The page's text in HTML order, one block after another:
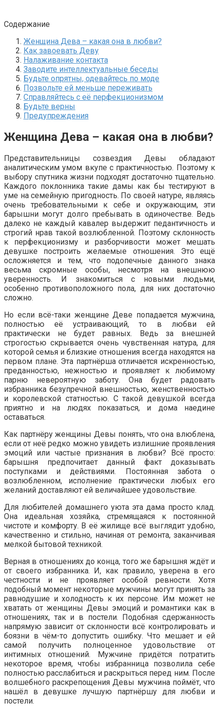
Содержание
Женщина Дева – какая она в любви?
Как завоевать Деву
Налаживание контакта
Заводите интеллектуальные беседы
Будьте опрятны, одевайтесь по моде
Позвольте ей меньше переживать
Справляйтесь с её перфекционизмом
Будьте верны
Предупреждения
Женщина Дева – какая она в любви?
Представительницы созвездия Девы обладают
аналитическим умом вкупе с практичностью. Поэтому к
выбору спутника жизни подходят достаточно тщательно.
Каждого поклонника такие дамы как бы тестируют в
уме на семейную пригодность. По своей натуре, являясь
очень требовательными к себе и окружающим, эти
барышни могут долго пребывать в одиночестве. Ведь
далеко не каждый кавалер выдержит педантичность и
строгий нрав такой возлюбленной. Поэтому склонность
к перфекционизму и разборчивости может мешать
девушке построить желаемые отношения. Это ещё
осложняется и тем, что подопечные данного знака
весьма скромные особы, несмотря на внешнюю
уверенность. И знакомиться с новыми людьми,
особенно противоположного пола, для них достаточно
сложно.
Но если всё-таки женщине Деве попадается мужчина,
полностью её устраивающий, то в любви ей
практически не будет равных. Ведь за внешней
строгостью скрывается очень чувственная натура, для
которой семья и близкие отношения всегда находятся на
первом плане. Эта партнёрша отличается искренностью,
преданностью, нежностью и проявляет к любимому
парню невероятную заботу. Она будет радовать
избранника безупречной внешностью, женственностью
и королевской статностью. С такой девушкой всегда
приятно и на людях показаться, и дома наедине
оставаться.
Как партнёру женщины Девы понять, что она влюблена,
если от неё редко можно увидеть излишние проявления
эмоций или частые признания в любви? Всё просто:
барышня предпочитает данный факт доказывать
поступками и действиями. Постоянная забота о
возлюбленном, исполнение практически любых его
желаний доставляют ей величайшее удовольствие.
Для любителей домашнего уюта эта дама просто клад.
Она идеальная хозяйка, стремящаяся к постоянной
чистоте и комфорту. В её жилище всё выглядит удобно,
качественно и стильно, начиная от ремонта, заканчивая
мелкой бытовой техникой.
Верная в отношениях до конца, того же барышня ждёт и
от своего избранника. И, как правило, уверена в его
честности и не проявляет особой ревности. Хотя
подобный момент некоторые мужчины могут принять за
равнодушие и холодность к их персоне. Им может не
хватать от женщины Девы эмоций и романтики как в
отношениях, так и в постели. Подобная сдержанность
напрямую зависит от склонности всё контролировать и
боязни в чём-то допустить ошибку. Что мешает и ей
самой получить полноценное удовольствие от
интимных отношений. Мужчине придётся потратить
некоторое время, чтобы избранница позволила себе
полностью расслабиться и раскрыться перед ним. После
волшебного раскрепощения Девы мужчина поймёт, что
нашёл в девушке лучшую партнёршу для любви и
постели.